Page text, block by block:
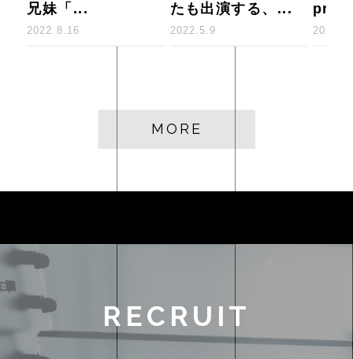
兄妹「...
2022.8.16
たも出演する、...
2022.5.9
MORE
RECRUIT